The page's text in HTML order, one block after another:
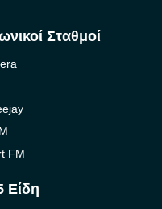
Σταθμοί
FM
Είδη